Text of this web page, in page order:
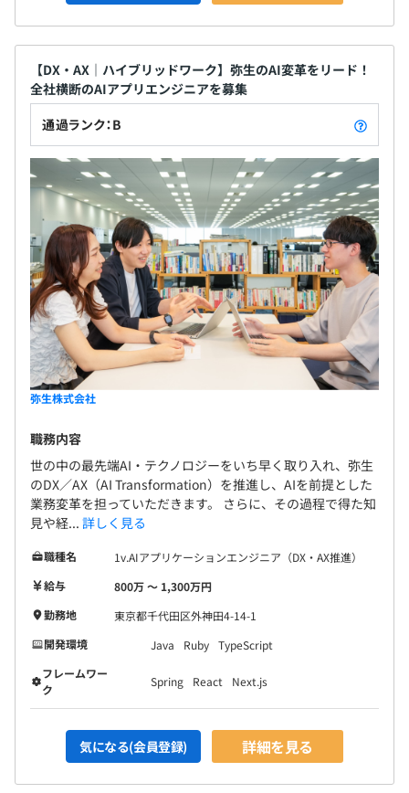
【DX・AX｜ハイブリッドワーク】弥生のAI変革をリード！
全社横断のAIアプリエンジニアを募集
通過ランク：B
弥生株式会社
職務内容
世の中の最先端AI・テクノロジーをいち早く取り入れ、弥生
のDX／AX（AI Transformation）を推進し、AIを前提とした
業務変革を担っていただきます。 さらに、その過程で得た知
見や経... 詳しく見る
職種名
1v.AIアプリケーションエンジニア（DX・AX推進）
給与
800万 〜 1,300万円
勤務地
東京都千代田区外神田4-14-1
開発環境
Java Ruby TypeScript
フレームワー
ク
Spring React Next.js
気になる(会員登録) 詳細を見る